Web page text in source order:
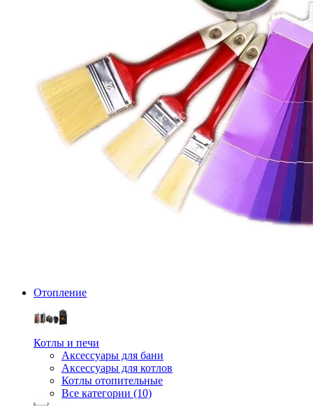
Отопление
Котлы и печи
Аксессуары для бани
Аксессуары для котлов
Котлы отопительные
Все категории (10)